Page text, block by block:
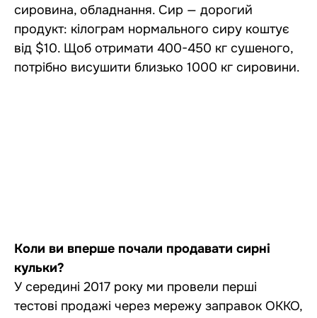
сировина, обладнання. Сир — дорогий
продукт: кілограм нормального сиру коштує
від $10. Щоб отримати 400-450 кг сушеного,
потрібно висушити близько 1000 кг сировини.
Коли ви вперше почали продавати сирні
кульки?
У середині 2017 року ми провели перші
тестові продажі через мережу заправок ОККО,